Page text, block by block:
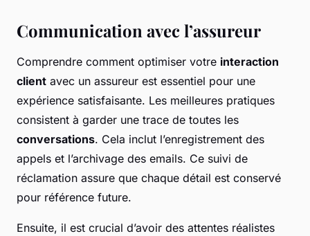
Communication avec l’assureur
Comprendre comment optimiser votre interaction
client avec un assureur est essentiel pour une
expérience satisfaisante. Les meilleures pratiques
consistent à garder une trace de toutes les
conversations. Cela inclut l’enregistrement des
appels et l’archivage des emails. Ce suivi de
réclamation assure que chaque détail est conservé
pour référence future.
Ensuite, il est crucial d’avoir des attentes réalistes